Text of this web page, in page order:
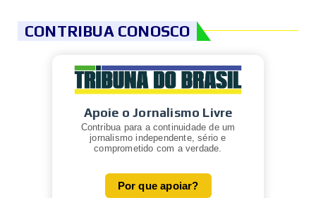
CONTRIBUA CONOSCO
Apoie o Jornalismo Livre
Contribua para a continuidade de um
jornalismo independente, sério e
comprometido com a verdade.
Por que apoiar?